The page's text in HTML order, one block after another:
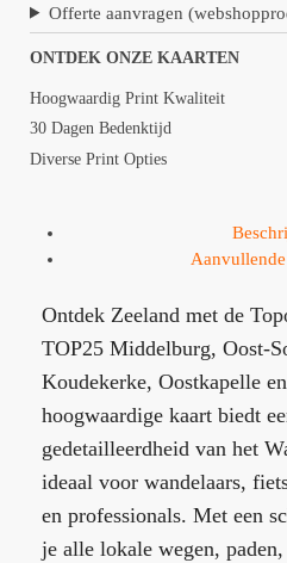
Offerte aanvragen
ONTDEK ONZE KAARTEN
Hoogwaardig Print Kwaliteit
30 Dagen Bedenktijd
Diverse Print Opties
Ontdek Zeeland met de
TOP25 Middelburg, Oost-
Koudekerke, Oostkapelle
hoogwaardige kaart biedt
gedetailleerdheid van het
ideaal voor wandelaars,
en professionals. Met een
je alle lokale wegen,